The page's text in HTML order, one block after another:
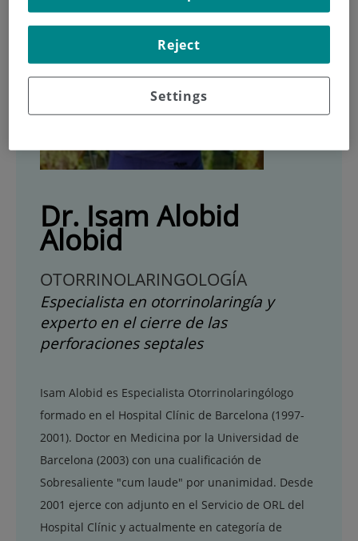
Dr. Isam Alobid
Alobid
OTORRINOLARINGOLOGÍA
Especialista en otorrinolaringía y
experto en el cierre de las
perforaciones septales
Isam Alobid es Especialista Otorrinolaringólogo
formado en el Hospital Clínic de Barcelona (1997-
2001). Doctor en Medicina por la Universidad de
Barcelona (2003) con una cualificación de
Sobresaliente "cum laude" por unanimidad. Desde
2001 ejerce con adjunto en el Servicio de ORL del
Hospital Clínic y actualmente en categoría de
Settings
Reject